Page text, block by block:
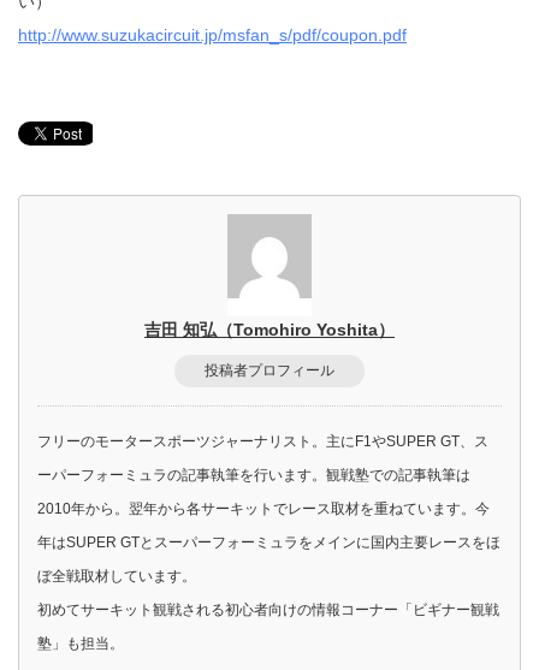
http://www.suzukacircuit.jp/msfan_s/pdf/coupon.pdf
吉田 知弘（Tomohiro Yoshita）
投稿者プロフィール
フリーのモータースポーツジャーナリスト。主にF1やSUPER GT、ス
ーパーフォーミュラの記事執筆を行います。観戦塾での記事執筆は
2010年から。翌年から各サーキットでレース取材を重ねています。今
年はSUPER GTとスーパーフォーミュラをメインに国内主要レースをほ
ぼ全戦取材しています。
初めてサーキット観戦される初心者向けの情報コーナー「ビギナー観戦
塾」も担当。